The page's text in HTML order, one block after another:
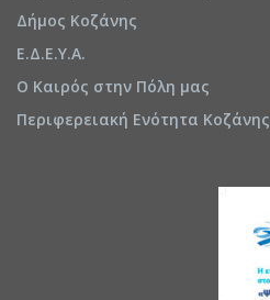
Δήμος Κοζάνης
Ε.Δ.Ε.Υ.Α.
Ο Καιρός στην Πόλη μας
Περιφερειακή Ενότητα Κοζάνης